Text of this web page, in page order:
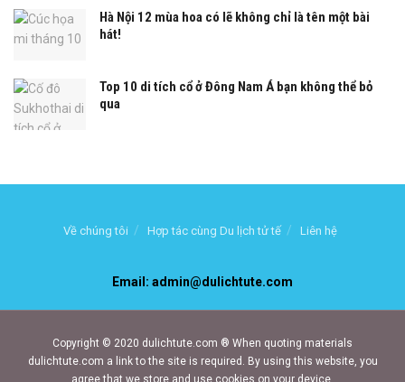
Hà Nội 12 mùa hoa có lẽ không chỉ là tên một bài
hát!
Top 10 di tích cổ ở Đông Nam Á bạn không thể bỏ
qua
Về chúng tôi Hợp tác cùng Du lịch tử tế Liên hệ
Email: admin@dulichtute.com
Copyright © 2020 dulichtute.com ® When quoting materials
dulichtute.com a link to the site is required. By using this website, you